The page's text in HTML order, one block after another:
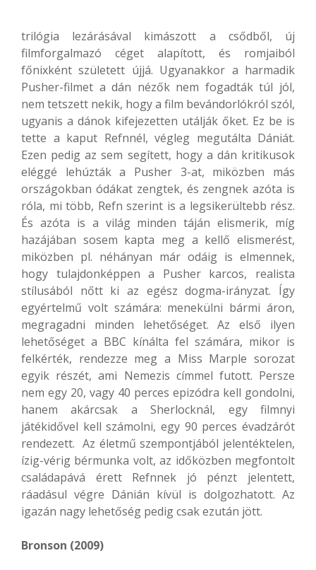
trilógia lezárásával kimászott a csődből, új
filmforgalmazó céget alapított, és romjaiból
főnixként született újjá. Ugyanakkor a harmadik
Pusher-filmet a dán nézők nem fogadták túl jól,
nem tetszett nekik, hogy a film bevándorlókról szól,
ugyanis a dánok kifejezetten utálják őket. Ez be is
tette a kaput Refnnél, végleg megutálta Dániát.
Ezen pedig az sem segített, hogy a dán kritikusok
eléggé lehúzták a Pusher 3-at, miközben más
országokban ódákat zengtek, és zengnek azóta is
róla, mi több, Refn szerint is a legsikerültebb rész.
És azóta is a világ minden táján elismerik, míg
hazájában sosem kapta meg a kellő elismerést,
miközben pl. néhányan már odáig is elmennek,
hogy tulajdonképpen a Pusher karcos, realista
stílusából nőtt ki az egész dogma-irányzat. Így
egyértelmű volt számára: menekülni bármi áron,
megragadni minden lehetőséget. Az első ilyen
lehetőséget a BBC kínálta fel számára, mikor is
felkérték, rendezze meg a Miss Marple sorozat
egyik részét, ami Nemezis címmel futott. Persze
nem egy 20, vagy 40 perces epizódra kell gondolni,
hanem akárcsak a Sherlocknál, egy filmnyi
játékidővel kell számolni, egy 90 perces évadzárót
rendezett. Az életmű szempontjából jelentéktelen,
ízig-vérig bérmunka volt, az időközben megfontolt
családapává érett Refnnek jó pénzt jelentett,
ráadásul végre Dánián kívül is dolgozhatott. Az
igazán nagy lehetőség pedig csak ezután jött.
Bronson (2009)